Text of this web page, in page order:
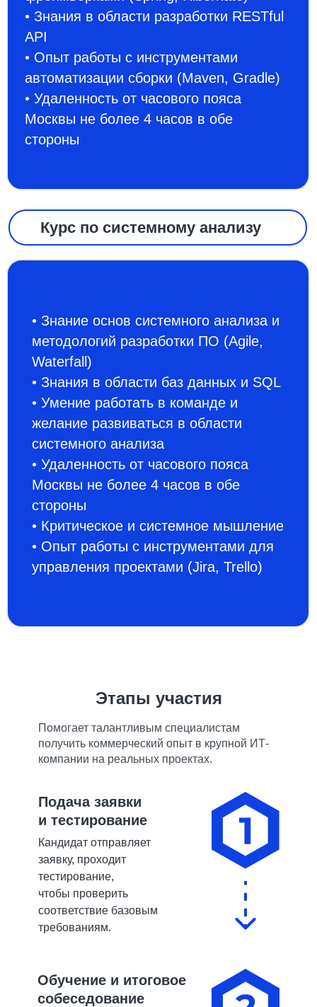
Этапы участия
Помогает талантливым специалистам
получить коммерческий опыт в крупной ИТ-
компании на реальных проектах.
Подача заявки
и тестирование
Кандидат отправляет
заявку, проходит
тестирование,
чтобы проверить
соответствие базовым
требованиям.
Обучение и итоговое
собеседование